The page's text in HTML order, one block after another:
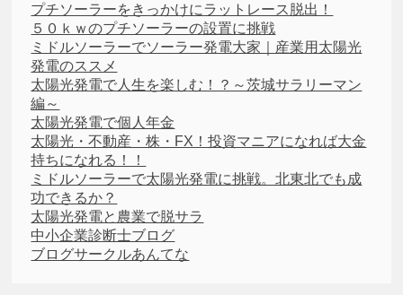
プチソーラーをきっかけにラットレース脱出！
５０ｋｗのプチソーラーの設置に挑戦
ミドルソーラーでソーラー発電大家｜産業用太陽光
発電のススメ
太陽光発電で人生を楽しむ！？～茨城サラリーマン
編～
太陽光発電で個人年金
太陽光・不動産・株・FX！投資マニアになれば大金
持ちになれる！！
ミドルソーラーで太陽光発電に挑戦。北東北でも成
功できるか？
太陽光発電と農業で脱サラ
中小企業診断士ブログ
ブログサークルあんてな